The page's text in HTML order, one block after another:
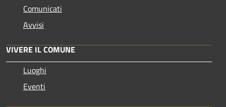
Comunicati
Avvisi
VIVERE IL COMUNE
Luoghi
Eventi